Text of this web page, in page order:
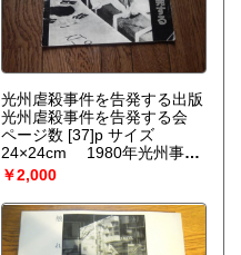
光州虐殺事件を告発する出版
光州虐殺事件を告発する会
ページ数 [37]p サイズ
24×24cm 1980年光州事件
（クァンジュじけん、韓国
語: 5・18 광주 민주화 운동,
5・18 민주화 운동）1980年5
月18日から27日にかけて大
韓民国の全羅南道の道庁所在
￥2,000